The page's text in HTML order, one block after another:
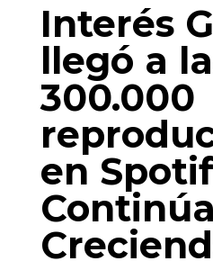
Interés
llegó a
300.000
en
Continúa